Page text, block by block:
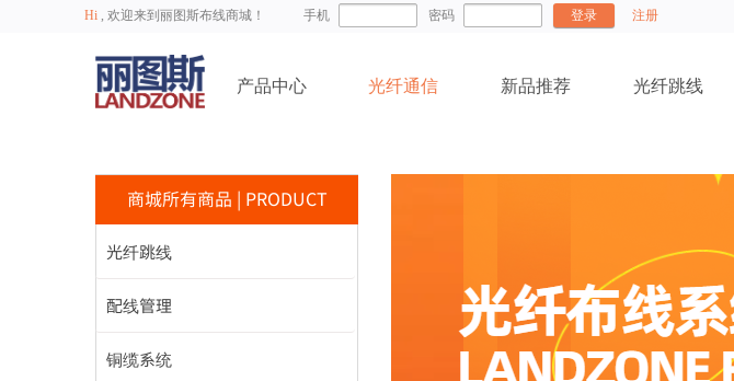
Hi , 欢迎来到丽图斯布线商城！ 手机 密码 登录 注册
产品中心 光纤通信 新品推荐 光纤跳线
商城所有商品 | PRODUCT
光纤跳线
配线管理
铜缆系统